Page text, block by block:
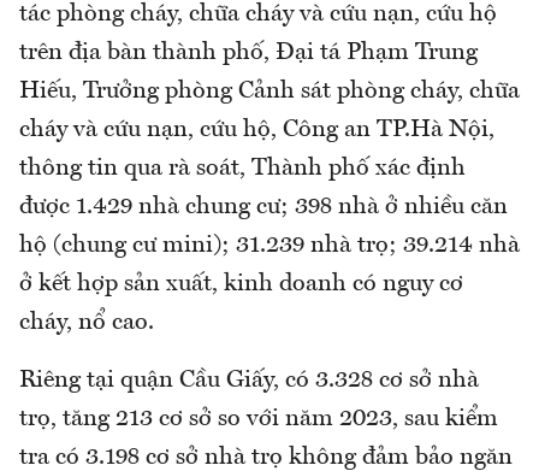
tác phòng cháy, chữa cháy và cứu nạn, cứu hộ
trên địa bàn thành phố, Đại tá Phạm Trung
Hiếu, Trưởng phòng Cảnh sát phòng cháy, chữa
cháy và cứu nạn, cứu hộ, Công an TP.Hà Nội,
thông tin qua rà soát, Thành phố xác định
được 1.429 nhà chung cư; 398 nhà ở nhiều căn
hộ (chung cư mini); 31.239 nhà trọ; 39.214 nhà
ở kết hợp sản xuất, kinh doanh có nguy cơ
cháy, nổ cao.
Riêng tại quận Cầu Giấy, có 3.328 cơ sở nhà
trọ, tăng 213 cơ sở so với năm 2023, sau kiểm
tra có 3.198 cơ sở nhà trọ không đảm bảo ngăn